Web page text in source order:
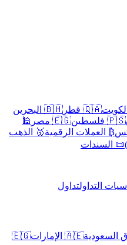
🇶🇦 قطر
🇧🇭 البحرين
🇵🇸 فلسطين 🇪🇬 مصر
🕌
₿ العملات الرقمية🥇 الذهب
📜 السندات
التداولتداول
🇦🇪 الإمارات
🇪🇬